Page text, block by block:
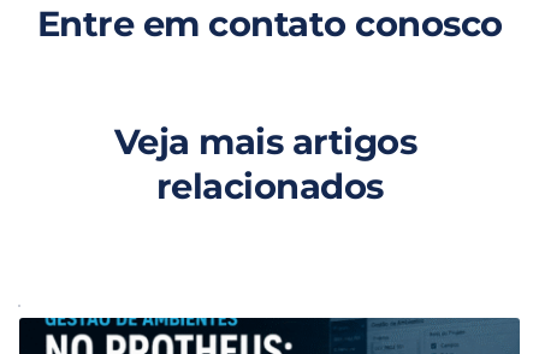
Entre em contato conosco
Veja mais artigos
relacionados